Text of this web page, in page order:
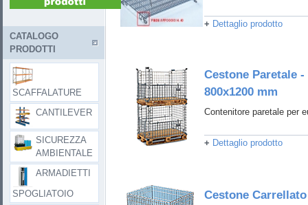
+ Dettaglio prodotto
Cestone Paretale
800x1200 mm
Contenitore paretale per
+ Dettaglio prodotto
Cestone
CATALOGO
PRODOTTI
SCAFFALATURE
CANTILEVER
SICUREZZA
AMBIENTALE
ARMADIETTI
SPOGLIATOIO